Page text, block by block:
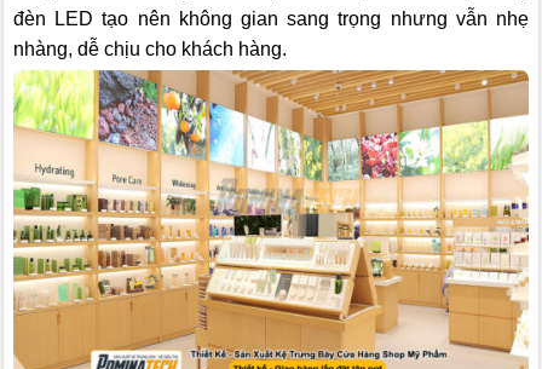
đèn LED tạo nên không gian sang trọng nhưng vẫn nhẹ
nhàng, dễ chịu cho khách hàng.